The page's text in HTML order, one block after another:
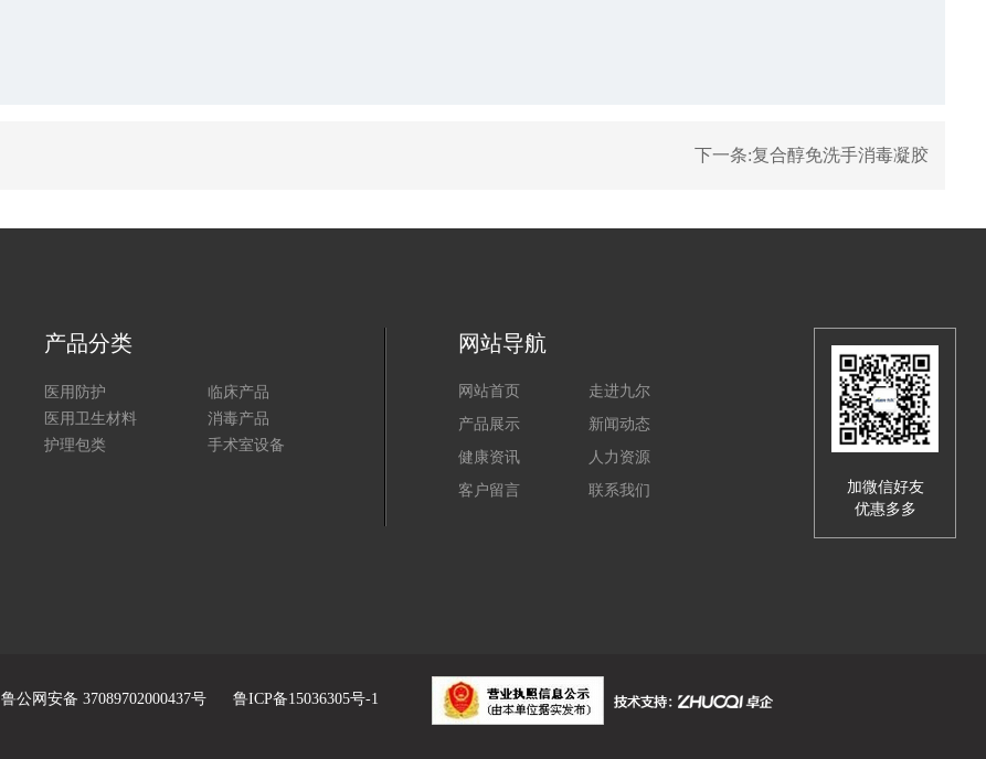
下一条:复合醇免洗手消毒凝胶
产品分类
医用防护
临床产品
医用卫生材料
消毒产品
护理包类
手术室设备
网站导航
网站首页
走进九尔
产品展示
新闻动态
健康资讯
人力资源
客户留言
联系我们
加微信好友
优惠多多
鲁公网安备 37089702000437号 鲁ICP备15036305号-1